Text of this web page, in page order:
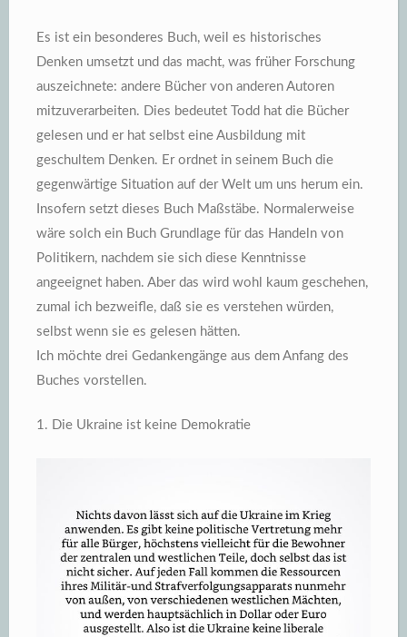
Es ist ein besonderes Buch, weil es historisches
Denken umsetzt und das macht, was früher Forschung
auszeichnete: andere Bücher von anderen Autoren
mitzuverarbeiten. Dies bedeutet Todd hat die Bücher
gelesen und er hat selbst eine Ausbildung mit
geschultem Denken. Er ordnet in seinem Buch die
gegenwärtige Situation auf der Welt um uns herum ein.
Insofern setzt dieses Buch Maßstäbe. Normalerweise
wäre solch ein Buch Grundlage für das Handeln von
Politikern, nachdem sie sich diese Kenntnisse
angeeignet haben. Aber das wird wohl kaum geschehen,
zumal ich bezweifle, daß sie es verstehen würden,
selbst wenn sie es gelesen hätten.
Ich möchte drei Gedankengänge aus dem Anfang des
Buches vorstellen.
1. Die Ukraine ist keine Demokratie